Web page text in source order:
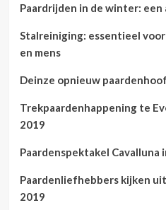
Paardrijden in de winter: een
Stalreiniging: essentieel
en mens
Deinze opnieuw
Trekpaardenhappening te
2019
Paardenspektakel Cavalluna
Paardenliefhebbers kijken
2019